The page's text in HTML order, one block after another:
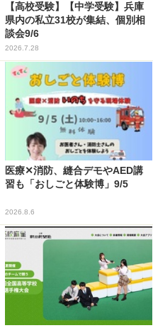
【高校受験】【中学受験】兵庫
県内の私立31校が集結、個別相
談会9/6
2026.7.28
医療✕消防、縫合デモやAED講
習も「おしごと体験博」9/5
2026.8.6